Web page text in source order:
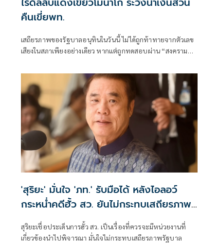
คืนเขี่ยพท.
เสถียรภาพของรัฐบาลอนุทินในวันนี้ ไม่ได้ถูกท้าทายจากตัวเลข
เสียงในสภาเพียงอย่างเดียว หากแต่ถูกทดสอบผ่าน “สงคราม
ข่ายอำนาจของพรรคภูมิใจไทย
'สุริยะ' มั่นใจ 'ภท.' รับมือได้ หลังไอลอว์
กระหน่ำคดีฮั้ว สว. ยันไม่กระทบเสถียรภาพ
รัฐบาล
สุริยะเชื่อประเด็นการฮั้ว สว. เป็นเรื่องที่ควรจะมีหน่วยงานที่
เกี่ยวข้องนำไปพิจารณา มั่นใจไม่กระทบเสถียรภาพรัฐบาล